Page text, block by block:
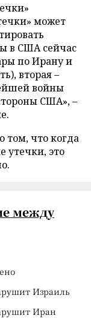
может
в США сейчас
по Ирану и
вторая –
войны
США», –
том, что когда
утечки, это
между
Израиль
Иран